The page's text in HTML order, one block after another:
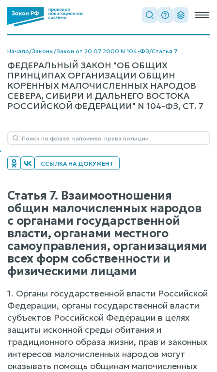
Начало/Законы/Закон от 20.07.2000 N 104-ФЗ/Статья 7
ФЕДЕРАЛЬНЫЙ ЗАКОН "ОБ ОБЩИХ
ПРИНЦИПАХ ОРГАНИЗАЦИИ ОБЩИН
КОРЕННЫХ МАЛОЧИСЛЕННЫХ НАРОДОВ
СЕВЕРА, СИБИРИ И ДАЛЬНЕГО ВОСТОКА
РОССИЙСКОЙ ФЕДЕРАЦИИ" N 104-ФЗ, СТ. 7
ССЫЛКА НА ДОКУМЕНТ
Статья 7. Взаимоотношения
общин малочисленных народов
с органами государственной
власти, органами местного
самоуправления, организациями
всех форм собственности и
физическими лицами
1. Органы государственной власти Российской
Федерации, органы государственной власти
субъектов Российской Федерации в целях
защиты исконной среды обитания и
традиционного образа жизни, прав и законных
интересов малочисленных народов могут
оказывать помощь общинам малочисленных